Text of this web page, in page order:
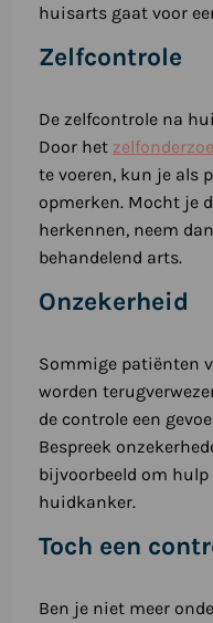
huisarts gaat voor
Zelfcontrole
De zelfcontrole na
Door het
te voeren, kun je als
opmerken. Mocht je
herkennen, neem
behandelend arts.
Onzekerheid
Sommige patiënten
worden
de controle een
Bespreek
bijvoorbeeld om
huidkanker.
Toch een
Ben je niet meer